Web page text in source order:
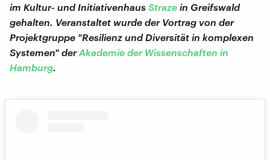
im Kultur- und Initiativenhaus Straze in Greifswald
gehalten. Veranstaltet wurde der Vortrag von der
Projektgruppe "Resilienz und Diversität in komplexen
Systemen" derAkademie der Wissenschaften in
Hamburg.